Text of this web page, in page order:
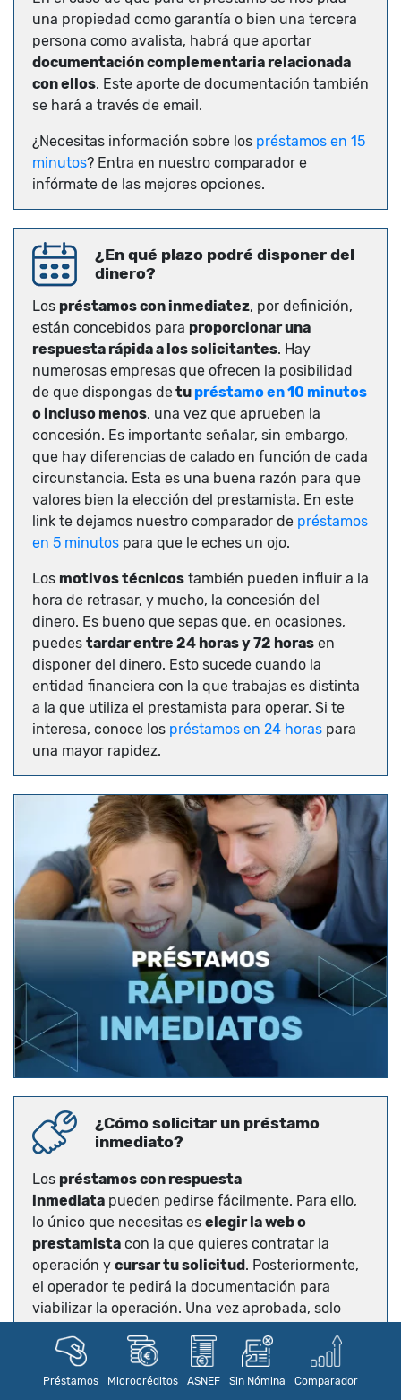
Préstamos Microcréditos ASNEF Sin Nómina Comparador
una propiedad como garantía o bien una tercera
persona como avalista, habrá que aportar
documentación complementaria relacionada
con ellos. Este aporte de documentación también
se hará a través de email.
¿Necesitas información sobre los préstamos en 15
minutos? Entra en nuestro comparador e
infórmate de las mejores opciones.
¿En qué plazo podré disponer del
dinero?
Los préstamos con inmediatez, por definición,
están concebidos para proporcionar una
respuesta rápida a los solicitantes. Hay
numerosas empresas que ofrecen la posibilidad
de que dispongas detu préstamo en 10 minutos
o incluso menos, una vez que aprueben la
concesión. Es importante señalar, sin embargo,
que hay diferencias de calado en función de cada
circunstancia. Esta es una buena razón para que
valores bien la elección del prestamista. En este
link te dejamos nuestro comparador de préstamos
en 5 minutos para que le eches un ojo.
Los motivos técnicos también pueden influir a la
hora de retrasar, y mucho, la concesión del
dinero. Es bueno que sepas que, en ocasiones,
puedes tardar entre 24 horas y 72 horas en
disponer del dinero. Esto sucede cuando la
entidad financiera con la que trabajas es distinta
a la que utiliza el prestamista para operar. Si te
interesa, conoce los préstamos en 24 horas para
una mayor rapidez.
¿Cómo solicitar un préstamo
inmediato?
Los préstamos con respuesta
inmediata pueden pedirse fácilmente. Para ello,
lo único que necesitas es elegir la web o
prestamista con la que quieres contratar la
operación y cursar tu solicitud. Posteriormente,
el operador te pedirá la documentación para
viabilizar la operación. Una vez aprobada, solo
Una vez se ha enviado esta información básica a
través del formulario comienza la fase de